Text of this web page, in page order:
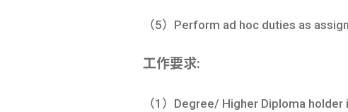
（5）Perform ad hoc duties as
工作要求:
（1）Degree/ Higher Diploma holder